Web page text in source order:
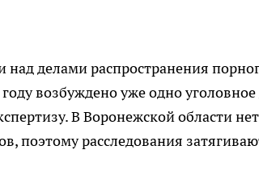
над делами распространения
возбуждено уже одно
В Воронежской области
поэтому расследования